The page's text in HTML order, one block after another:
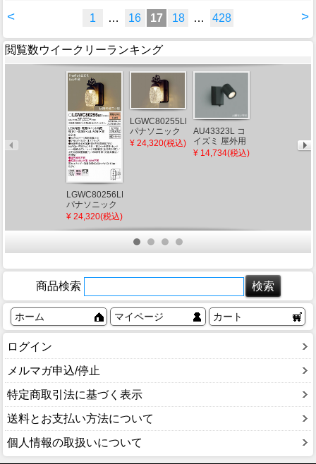
< >
1 … 16 17 18 … 428
閲覧数ウイークリーランキング
LGWC80256LE1
パナソニック
ポーチライト
付 拡散
¥ 24,320(税込)
LGWC80255LE1
パナソニック
ポーチライト
¥ 24,320(税込)
AU43323L コ
イズミ 屋外用
スポットライ
¥ 14,734(税込)
ラケットライ
¥ 12,262(税込)
商品検索
ホーム マイページ カート
ログイン
メルマガ申込/停止
特定商取引法に基づく表示
送料とお支払い方法について
個人情報の取扱いについて